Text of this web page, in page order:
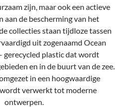
zijn, maar ook een actieve
aan de bescherming van het
collecties staan tijdloze tassen
uit zogenaamd Ocean
gerecycled plastic dat wordt
en in de buurt van de zee.
in een hoogwaardige
verwerkt tot moderne
ontwerpen.